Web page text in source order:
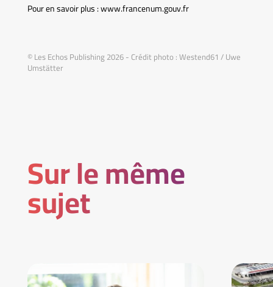
Pour en savoir plus : www.francenum.gouv.fr
© Les Echos Publishing 2026 - Crédit photo : Westend61 / Uwe
Umstätter
Sur le même
sujet